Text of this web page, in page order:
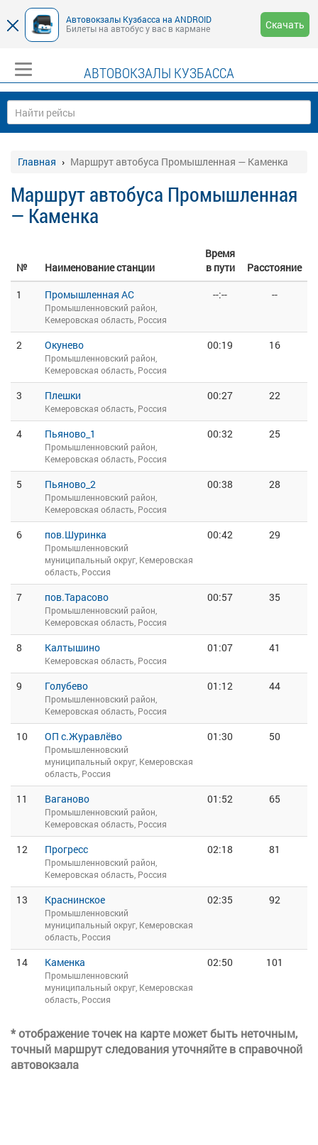
Автовокзалы Кузбасса на ANDROID
Билеты на автобус у вас в кармане
Скачать
АВТОВОКЗАЛЫ КУЗБАССА
Главная Маршрут автобуса Промышленная — Каменка
Маршрут автобуса Промышленная
— Каменка
№ Наименование станции
Время
в пути
Расстояние
1
Промышленная АС
Промышленновский район,
Кемеровская область, Россия
--:-- --
2 Окунево
Промышленновский район,
Кемеровская область, Россия
00:19 16
3 Плешки
Кемеровская область, Россия
00:27 22
4 Пьяново_1
Промышленновский район,
Кемеровская область, Россия
00:32 25
5 Пьяново_2
Промышленновский район,
Кемеровская область, Россия
00:38 28
6 пов.Шуринка
Промышленновский
муниципальный округ, Кемеровская
область, Россия
00:42 29
7 пов.Тарасово
Промышленновский район,
Кемеровская область, Россия
00:57 35
8 Калтышино
Кемеровская область, Россия
01:07 41
9 Голубево
Промышленновский район,
Кемеровская область, Россия
01:12 44
10 ОП с.Журавлёво
Промышленновский
муниципальный округ, Кемеровская
область, Россия
01:30 50
11 Ваганово
Промышленновский район,
Кемеровская область, Россия
01:52 65
12 Прогресс
Промышленновский район,
Кемеровская область, Россия
02:18 81
13 Краснинское
Промышленновский
муниципальный округ, Кемеровская
область, Россия
02:35 92
14 Каменка
Промышленновский
муниципальный округ, Кемеровская
область, Россия
02:50 101
* отображение точек на карте может быть неточным,
точный маршрут следования уточняйте в справочной
автовокзала